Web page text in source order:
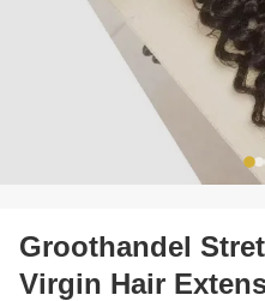
Groothandel
Virgin Hair